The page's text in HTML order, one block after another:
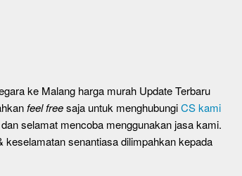
ke Malang harga murah Update Terbaru
feel freesaja untuk menghubungiCS kami
selamat mencoba menggunakan jasa kami.
senantiasa dilimpahkan kepada